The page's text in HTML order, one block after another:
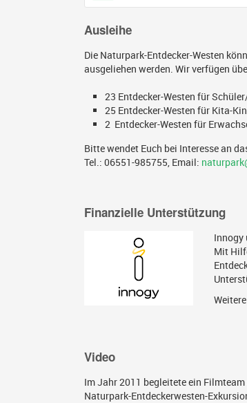
Ausleihe
Die Naturpark-Entdecker-Westen
ausgeliehen werden. Wir verfügen
23 Entdecker-Westen für
25 Entdecker-Westen für Kita-
2 Entdecker-Westen für
Bitte wendet Euch bei Interesse an
Tel.: 06551-985755, Email:
Finanzielle Unterstützung
Innogy
Mit
Video
Im Jahr 2011 begleitete ein
Naturpark-Entdeckerwesten-